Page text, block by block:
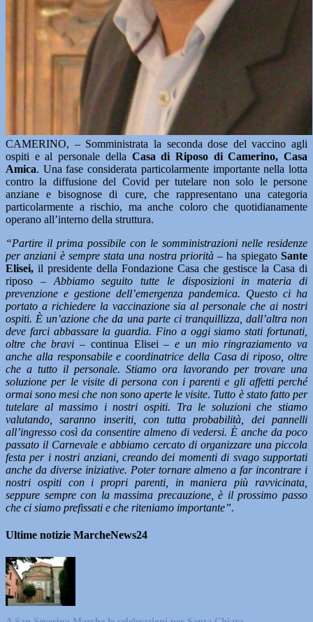
CAMERINO, – Somministrata la seconda dose del vaccino agli
ospiti e al personale della Casa di Riposo di Camerino, Casa
Amica. Una fase considerata particolarmente importante nella lotta
contro la diffusione del Covid per tutelare non solo le persone
anziane e bisognose di cure, che rappresentano una categoria
particolarmente a rischio, ma anche coloro che quotidianamente
operano all’interno della struttura.
“Partire il prima possibile con le somministrazioni nelle residenze
per anziani è sempre stata una nostra priorità– ha spiegatoSante
Elisei, il presidente della Fondazione Casa che gestisce la Casa di
riposo – Abbiamo seguito tutte le disposizioni in materia di
prevenzione e gestione dell’emergenza pandemica. Questo ci ha
portato a richiedere la vaccinazione sia al personale che ai nostri
ospiti. È un’azione che da una parte ci tranquillizza, dall’altra non
deve farci abbassare la guardia. Fino a oggi siamo stati fortunati,
oltre che bravi – continua Elisei –e un mio ringraziamento va
anche alla responsabile e coordinatrice della Casa di riposo, oltre
che a tutto il personale. Stiamo ora lavorando per trovare una
soluzione per le visite di persona con i parenti e gli affetti perché
ormai sono mesi che non sono aperte le visite. Tutto è stato fatto per
tutelare al massimo i nostri ospiti. Tra le soluzioni che stiamo
valutando, saranno inseriti, con tutta probabilità, dei pannelli
all’ingresso così da consentire almeno di vedersi. È anche da poco
passato il Carnevale e abbiamo cercato di organizzare una piccola
festa per i nostri anziani, creando dei momenti di svago supportati
anche da diverse iniziative. Poter tornare almeno a far incontrare i
nostri ospiti con i propri parenti, in maniera più ravvicinata,
seppure sempre con la massima precauzione, è il prossimo passo
che ci siamo prefissati e che riteniamo importante”.
Ultime notizie MarcheNews24